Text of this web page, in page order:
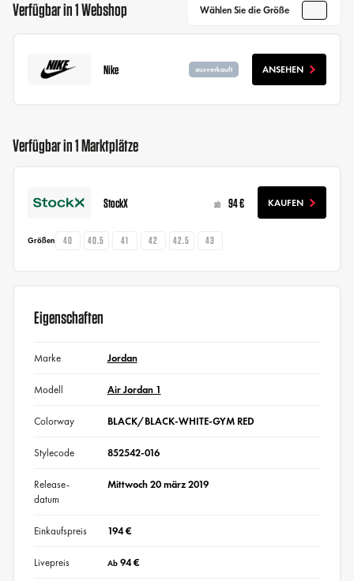
Verfügbar in 1 Webshop Wählen Sie die Größe
Nike ausverkauft ANSEHEN
Verfügbar in 1 Marktplätze
StockX ab 94 € KAUFEN
Größen 40 40.5 41 42 42.5 43
Eigenschaften
Marke Jordan
Modell Air Jordan 1
Colorway BLACK/BLACK-WHITE-GYM RED
Stylecode 852542-016
Release-
datum
Mittwoch 20 märz 2019
Einkaufspreis 194 €
Livepreis Ab94 €